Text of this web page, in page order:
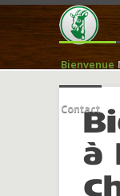
Bienvenue
Contact
à